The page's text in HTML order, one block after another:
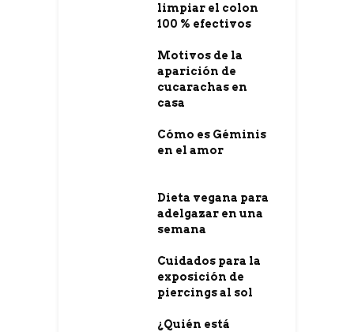
limpiar el colon
100 % efectivos
Motivos de la
aparición de
cucarachas en
casa
Cómo es Géminis
en el amor
Dieta vegana para
adelgazar en una
semana
Cuidados para la
exposición de
piercings al sol
¿Quién está